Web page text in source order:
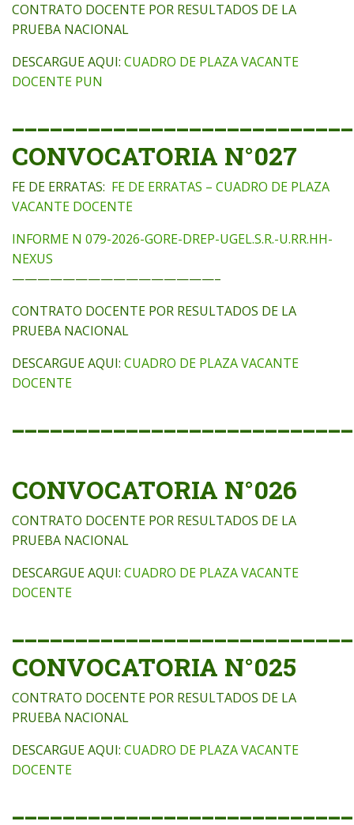
CONTRATO DOCENTE POR RESULTADOS DE LA
PRUEBA NACIONAL
DESCARGUE AQUI: CUADRO DE PLAZA VACANTE
DOCENTE PUN
CONVOCATORIA N°027
FE DE ERRATAS: FE DE ERRATAS – CUADRO DE PLAZA
VACANTE DOCENTE
INFORME N 079-2026-GORE-DREP-UGEL.S.R.-U.RR.HH-
NEXUS
————————————————–
CONTRATO DOCENTE POR RESULTADOS DE LA
PRUEBA NACIONAL
DESCARGUE AQUI: CUADRO DE PLAZA VACANTE
DOCENTE
CONVOCATORIA N°026
CONTRATO DOCENTE POR RESULTADOS DE LA
PRUEBA NACIONAL
DESCARGUE AQUI: CUADRO DE PLAZA VACANTE
DOCENTE
CONVOCATORIA N°025
CONTRATO DOCENTE POR RESULTADOS DE LA
PRUEBA NACIONAL
DESCARGUE AQUI: CUADRO DE PLAZA VACANTE
DOCENTE